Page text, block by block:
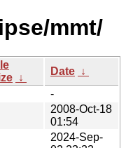
mmt/
↓
Date ↓
-
2008-Oct-18
01:54
2024-Sep-